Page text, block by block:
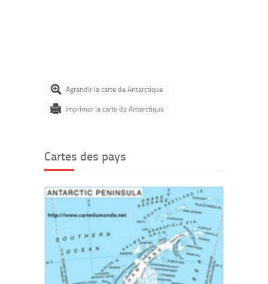
Agrandir la carte de Antarctique
Imprimer la carte de Antarctique
Cartes des pays